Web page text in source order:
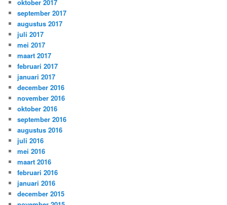
oktober 2017
september 2017
augustus 2017
juli 2017
mei 2017
maart 2017
februari 2017
januari 2017
december 2016
november 2016
oktober 2016
september 2016
augustus 2016
juli 2016
mei 2016
maart 2016
februari 2016
januari 2016
december 2015